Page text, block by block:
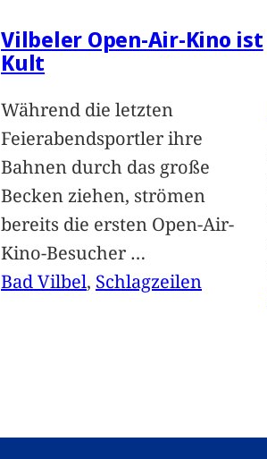
Vilbeler Open-Air-Kino ist
Kult
Während die letzten
Feierabendsportler ihre
Bahnen durch das große
Becken ziehen, strömen
bereits die ersten Open-Air-
Kino-Besucher …
Bad Vilbel, Schlagzeilen